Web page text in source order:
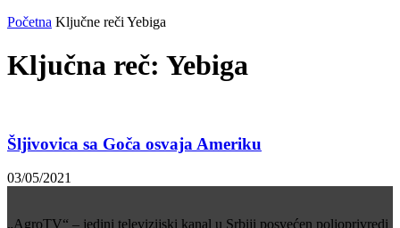
Početna Ključne reči Yebiga
Ključna reč: Yebiga
Šljivovica sa Goča osvaja Ameriku
03/05/2021
„AgroTV“ – jedini televizijski kanal u Srbiji posvećen poljoprivredi